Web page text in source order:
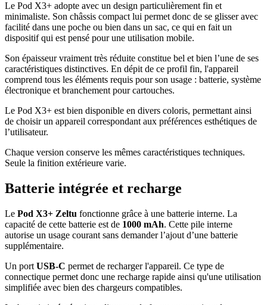
Le Pod X3+ adopte avec un design particulièrement fin et
minimaliste. Son châssis compact lui permet donc de se glisser avec
facilité dans une poche ou bien dans un sac, ce qui en fait un
dispositif qui est pensé pour une utilisation mobile.
Son épaisseur vraiment très réduite constitue bel et bien l’une de ses
caractéristiques distinctives. En dépit de ce profil fin, l'appareil
comprend tous les éléments requis pour son usage : batterie, système
électronique et branchement pour cartouches.
Le Pod X3+ est bien disponible en divers coloris, permettant ainsi
de choisir un appareil correspondant aux préférences esthétiques de
l’utilisateur.
Chaque version conserve les mêmes caractéristiques techniques.
Seule la finition extérieure varie.
Batterie intégrée et recharge
Le Pod X3+ Zeltu fonctionne grâce à une batterie interne. La
capacité de cette batterie est de 1000 mAh. Cette pile interne
autorise un usage courant sans demander l’ajout d’une batterie
supplémentaire.
Un port USB-C permet de recharger l'appareil. Ce type de
connectique permet donc une recharge rapide ainsi qu'une utilisation
simplifiée avec bien des chargeurs compatibles.